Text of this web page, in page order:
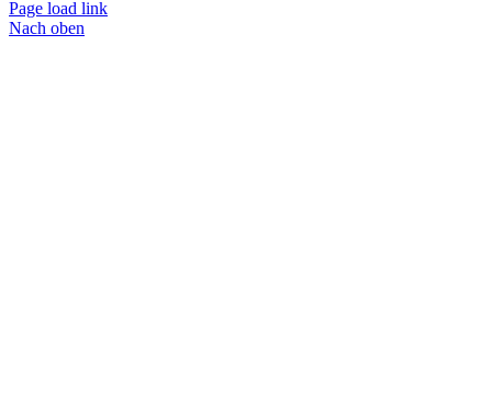
Page load link
Nach oben